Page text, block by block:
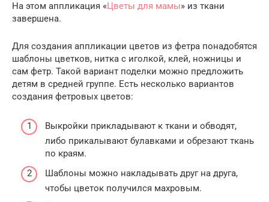
На этом аппликация «Цветы для мамы» из ткани
завершена.
Для создания аппликации цветов из фетра понадобятся
шаблоны цветков, нитка с иголкой, клей, ножницы и
сам фетр. Такой вариант поделки можно предложить
детям в средней группе. Есть несколько вариантов
создания фетровых цветов:
Выкройки прикладывают к ткани и обводят,
либо прикалывают булавками и обрезают ткань
по краям.
Шаблоны можно накладывать друг на друга,
чтобы цветок получился махровым.